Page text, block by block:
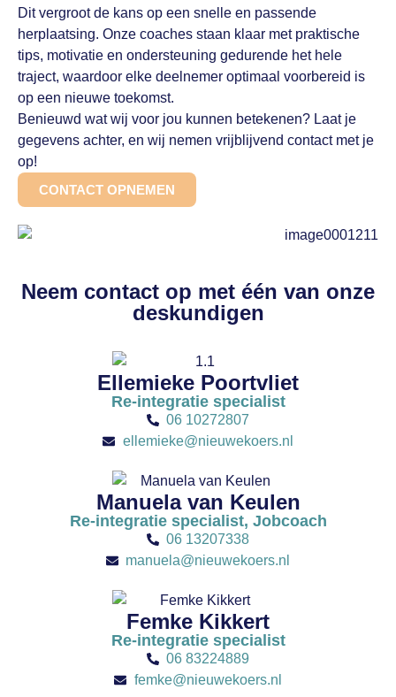
Dit vergroot de kans op een snelle en passende
herplaatsing. Onze coaches staan klaar met praktische
tips, motivatie en ondersteuning gedurende het hele
traject, waardoor elke deelnemer optimaal voorbereid is
op een nieuwe toekomst.
Benieuwd wat wij voor jou kunnen betekenen? Laat je
gegevens achter, en wij nemen vrijblijvend contact met je
op!
CONTACT OPNEMEN
Neem contact op met één van onze
deskundigen
Ellemieke Poortvliet
Re-integratie specialist
06 10272807
ellemieke@nieuwekoers.nl
Manuela van Keulen
Re-integratie specialist, Jobcoach
06 13207338
manuela@nieuwekoers.nl
Femke Kikkert
Re-integratie specialist
06 83224889
femke@nieuwekoers.nl